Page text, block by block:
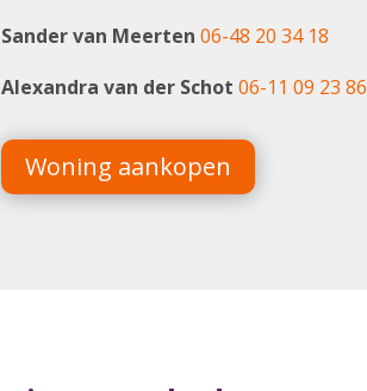
Sander van Meerten 06-48 20 34 18
Alexandra van der Schot 06-11 09 23 86
Woning aankopen